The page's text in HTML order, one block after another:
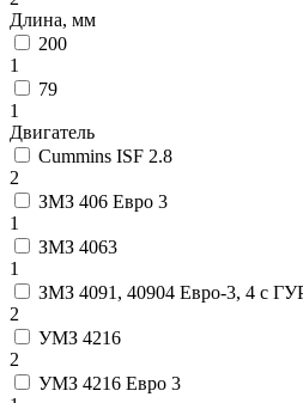
Длина, мм
200
1
79
1
Двигатель
Cummins ISF 2.8
2
ЗМЗ 406 Евро 3
1
ЗМЗ 4063
1
ЗМЗ 4091, 40904 Евро-3, 4 с
2
УМЗ 4216
2
УМЗ 4216 Евро 3